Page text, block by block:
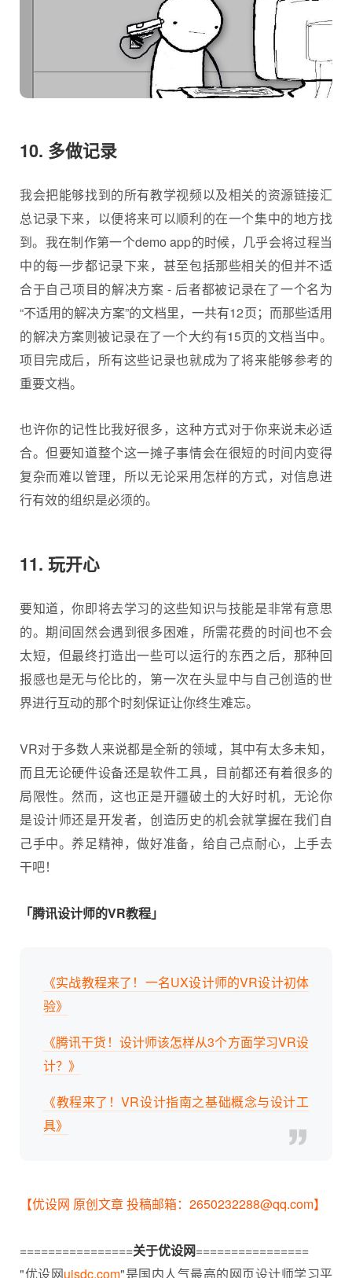
10. 多做记录
我会把能够找到的所有教学视频以及相关的资源链接汇
总记录下来，以便将来可以顺利的在一个集中的地方找
到。我在制作第一个demo app的时候，几乎会将过程当
中的每一步都记录下来，甚至包括那些相关的但并不适
合于自己项目的解决方案 - 后者都被记录在了一个名为
“不适用的解决方案”的文档里，一共有12页；而那些适用
的解决方案则被记录在了一个大约有15页的文档当中。
项目完成后，所有这些记录也就成为了将来能够参考的
重要文档。
也许你的记性比我好很多，这种方式对于你来说未必适
合。但要知道整个这一摊子事情会在很短的时间内变得
复杂而难以管理，所以无论采用怎样的方式，对信息进
行有效的组织是必须的。
11. 玩开心
要知道，你即将去学习的这些知识与技能是非常有意思
的。期间固然会遇到很多困难，所需花费的时间也不会
太短，但最终打造出一些可以运行的东西之后，那种回
报感也是无与伦比的，第一次在头显中与自己创造的世
界进行互动的那个时刻保证让你终生难忘。
VR对于多数人来说都是全新的领域，其中有太多未知，
而且无论硬件设备还是软件工具，目前都还有着很多的
局限性。然而，这也正是开疆破土的大好时机，无论你
是设计师还是开发者，创造历史的机会就掌握在我们自
己手中。养足精神，做好准备，给自己点耐心，上手去
干吧！
「腾讯设计师的VR教程」
《实战教程来了！一名UX设计师的VR设计初体
验》
《腾讯干货！设计师该怎样从3个方面学习VR设
计？》
《教程来了！VR设计指南之基础概念与设计工
具》
【优设网 原创文章 投稿邮箱：2650232288@qq.com】
================关于优设网================
"优设网uisdc.com"是国内人气最高的网页设计师学习平